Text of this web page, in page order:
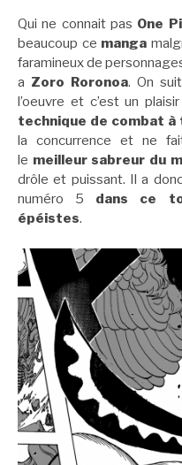
Qui ne connait pas One
beaucoup ce manga
faramineux de
a Zoro Roronoa. On
l’oeuvre et c’est un
technique de combat
la concurrence et ne
le meilleur sabreur du
drôle et puissant. Il a
numéro 5 dans ce
épéistes.